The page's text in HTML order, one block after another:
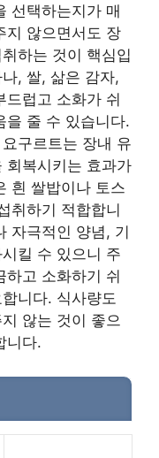
선택하는지가 매
지 않으면서도 장
하는 것이 핵심입
, 쌀, 삶은 감자,
드럽고 소화가 쉬
을 줄 수 있습니다.
구르트는 장내 유
회복시키는 효과가
흰 쌀밥이나 토스
취하기 적합합니
자극적인 양념, 기
킬 수 있으니 주
하고 소화하기 쉬
니다. 식사량도
않는 것이 좋으
니다.